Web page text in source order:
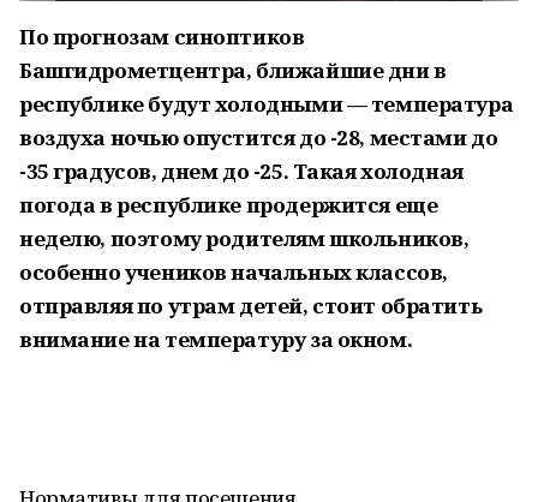
По прогнозам синоптиков
Башгидрометцентра, ближайшие дни в
республике будут холодными — температура
воздуха ночью опустится до -28, местами до
-35 градусов, днем до -25. Такая холодная
погода в республике продержится еще
неделю, поэтому родителям школьников,
особенно учеников начальных классов,
отправляя по утрам детей, стоит обратить
внимание на температуру за окном.